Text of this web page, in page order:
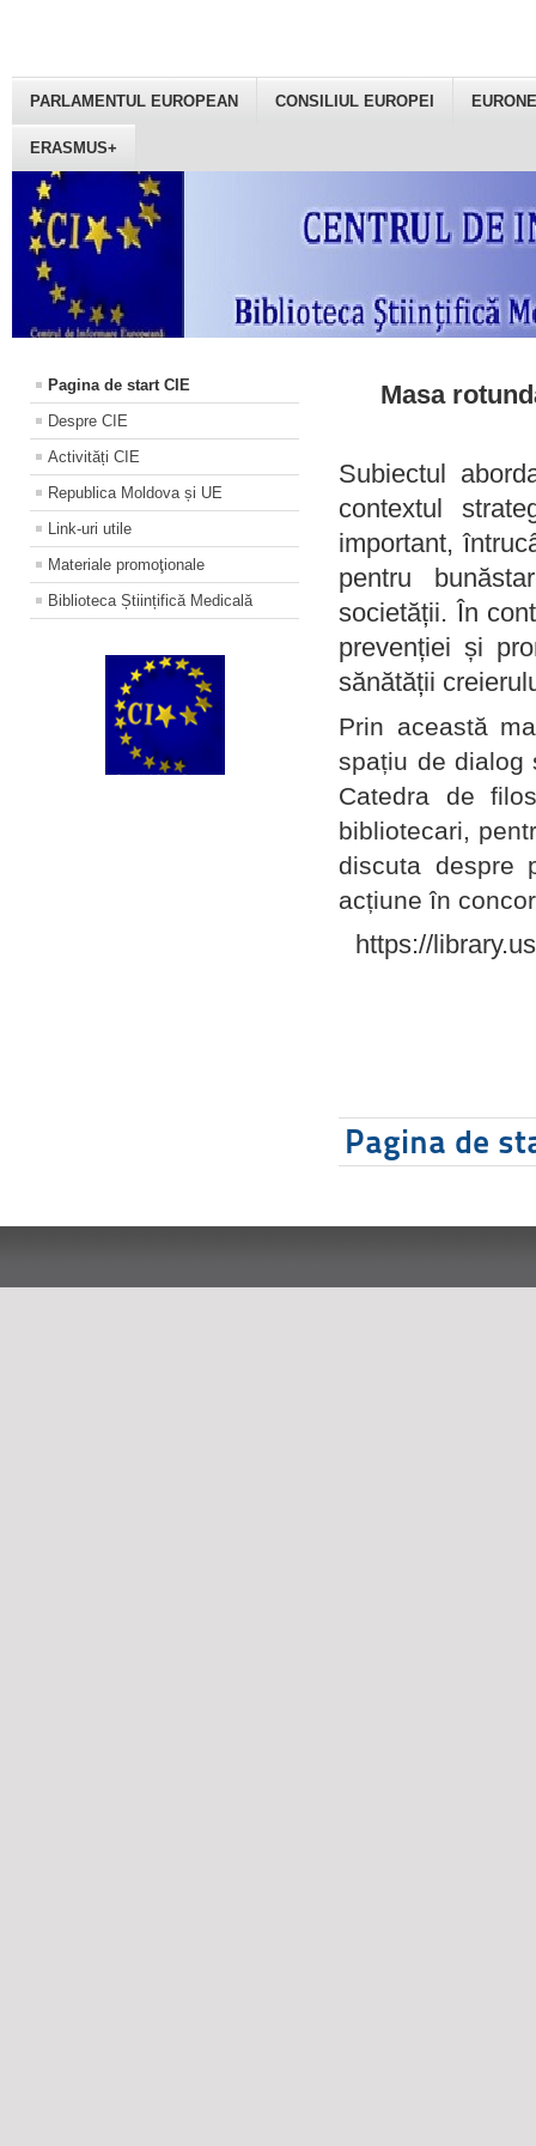
PARLAMENTUL EUROPEAN CONSILIUL EUROPEI
ERASMUS+
Pagina de start CIE
Despre CIE
Activități CIE
Republica Moldova și UE
Link-uri utile
Materiale promoţionale
Biblioteca Științifică Medicală
Masa
Subiectul
contextul
important,
pentru
societății. În
prevenției și
sănătății
Prin această
spațiu de dialog
Catedra de
bibliotecari,
discuta despre
acțiune în
https://
Pagina de